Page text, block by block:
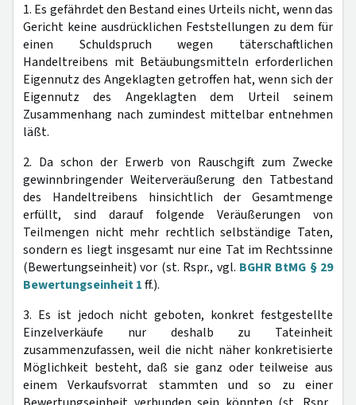
1. Es gefährdet den Bestand eines Urteils nicht, wenn das
Gericht keine ausdrücklichen Feststellungen zu dem für
einen Schuldspruch wegen täterschaftlichen
Handeltreibens mit Betäubungsmitteln erforderlichen
Eigennutz des Angeklagten getroffen hat, wenn sich der
Eigennutz des Angeklagten dem Urteil seinem
Zusammenhang nach zumindest mittelbar entnehmen
läßt.
2. Da schon der Erwerb von Rauschgift zum Zwecke
gewinnbringender Weiterveräußerung den Tatbestand
des Handeltreibens hinsichtlich der Gesamtmenge
erfüllt, sind darauf folgende Veräußerungen von
Teilmengen nicht mehr rechtlich selbständige Taten,
sondern es liegt insgesamt nur eine Tat im Rechtssinne
(Bewertungseinheit) vor (st. Rspr., vgl. BGHR BtMG § 29
Bewertungseinheit 1ff.).
3. Es ist jedoch nicht geboten, konkret festgestellte
Einzelverkäufe nur deshalb zu Tateinheit
zusammenzufassen, weil die nicht näher konkretisierte
Möglichkeit besteht, daß sie ganz oder teilweise aus
einem Verkaufsvorrat stammten und so zu einer